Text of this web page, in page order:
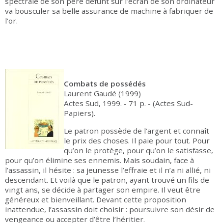
va bousculer sa belle assurance de machine à fabriquer de
l’or.
Combats de possédés
Laurent Gaudé (1999)
Actes Sud, 1999. - 71 p. - (Actes Sud-
Papiers).
Le patron possède de l’argent et connaît
le prix des choses. Il paie pour tout. Pour
qu’on le protège, pour qu’on le satisfasse,
pour qu’on élimine ses ennemis. Mais soudain, face à
l’assassin, il hésite : sa jeunesse l’effraie et il n’a ni allié, ni
descendant. Et voilà que le patron, ayant trouvé un fils de
vingt ans, se décide à partager son empire. Il veut être
généreux et bienveillant. Devant cette proposition
inattendue, l’assassin doit choisir : poursuivre son désir de
vengeance ou accepter d’être l’héritier.